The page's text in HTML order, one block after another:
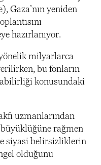
Gaza’nın yeniden
hazırlanıyor.
milyarlarca
bu fonların
konusundaki
uzmanlarından
rağmen
siyasi belirsizliklerin
olduğunu